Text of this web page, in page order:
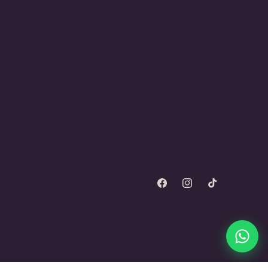
FacebookInstagramTikTok